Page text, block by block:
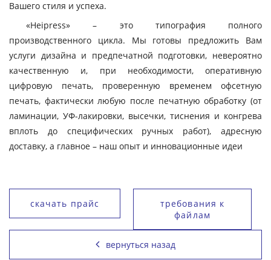
Вашего стиля и успеха.
«Heipress» – это типография полного
производственного цикла. Мы готовы предложить Вам
услуги дизайна и предпечатной подготовки, невероятно
качественную и, при необходимости, оперативную
цифровую печать, проверенную временем офсетную
печать, фактически любую после печатную обработку (от
ламинации, УФ-лакировки, высечки, тиснения и конгрева
вплоть до специфических ручных работ), адресную
доставку, а главное – наш опыт и инновационные идеи
скачать прайс
требования к
файлам
вернуться назад